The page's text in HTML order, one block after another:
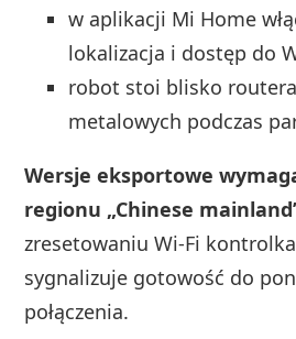
w aplikacji Mi Home
lokalizacja i dostęp do
robot stoi blisko
metalowych podczas
Wersje eksportowe
regionu „Chinese
zresetowaniu Wi-Fi
sygnalizuje gotowość do
połączenia.